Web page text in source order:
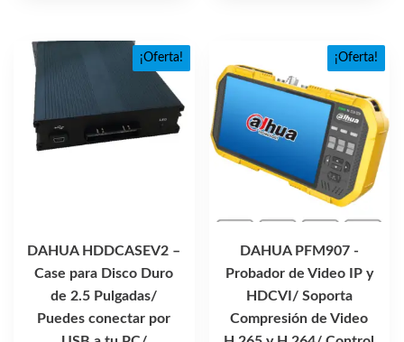
¡Oferta!
DAHUA HDDCASEV2 –
Case para Disco Duro
de 2.5 Pulgadas/
Puedes conectar por
¡Oferta!
DAHUA PFM907 -
Probador de Video IP y
HDCVI/ Soporta
Compresión de Video